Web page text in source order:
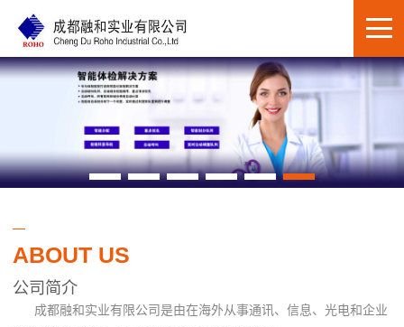
ABOUT US
公司简介
成都融和实业有限公司是由在海外从事通讯、信息、光电和企业